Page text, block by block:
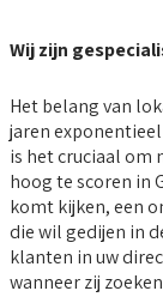
Wij zijn
Het belang van
jaren
is het cruciaal om
hoog te scoren in
komt kijken, een
die wil gedijen in
klanten in uw
wanneer zij